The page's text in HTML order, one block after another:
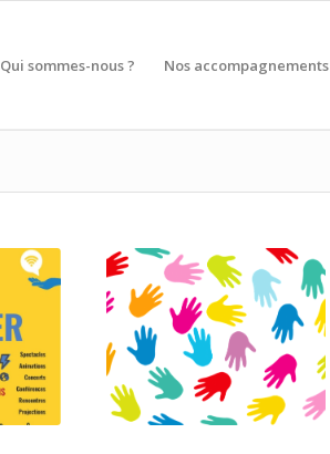
Qui sommes-nous ? Nos accompagnements